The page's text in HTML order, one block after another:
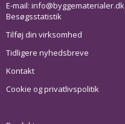
E-mail: info@byggematerialer.dk
Besøgsstatistik
Tilføj din virksomhed
Tidligere nyhedsbreve
Kontakt
Cookie og privatlivspolitik